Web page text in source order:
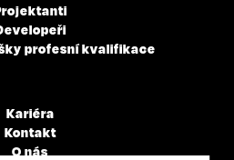
profesní kvalifikace
Kariéra
Kontakt
O nás